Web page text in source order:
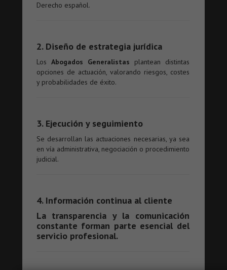
Derecho español.
2. Diseño de estrategia jurídica
Los Abogados Generalistas plantean distintas
opciones de actuación, valorando riesgos, costes
y probabilidades de éxito.
3. Ejecución y seguimiento
Se desarrollan las actuaciones necesarias, ya sea
en vía administrativa, negociación o procedimiento
judicial.
4. Información continua al cliente
La transparencia y la comunicación
constante forman parte esencial del
servicio profesional.